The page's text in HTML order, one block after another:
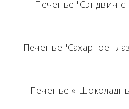
Печенье "Сэндвич
Печенье "Сахарное
Печенье «